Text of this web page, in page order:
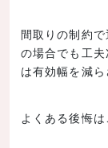
間取りの制約
の場合でも工
は有効幅を減ら
よくある後悔は